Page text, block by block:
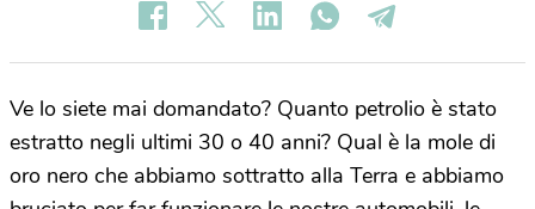
Ve lo siete mai domandato? Quanto petrolio è stato
estratto negli ultimi 30 o 40 anni? Qual è la mole di
oro nero che abbiamo sottratto alla Terra e abbiamo